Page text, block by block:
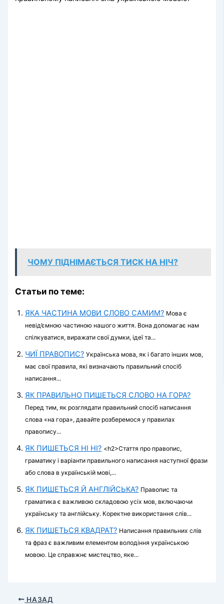
ЧОМУ ПІДНІМАЄТЬСЯ ТИСК НА НІЧ?
Статьи по теме:
ЯКА ЧАСТИНА МОВИ СЛОВО САМИМ? Мова є
невід’ємною частиною нашого життя. Вона допомагає нам
спілкуватися, виражати свої думки, ідеї та...
ЧИЇ ПРАВОПИС? Українська мова, як і багато інших мов,
має свої правила, які визначають правильний спосіб
написання...
ЯК ПРАВИЛЬНО ПИШЕТЬСЯ СЛОВО НА ГОРА?
Перед тим, як розглядати правильний спосіб написання
слова «на гора», давайте розберемося у правилах
правопису...
ЯК ПИШЕТЬСЯ НІ НІ? <h2>Стаття про правопис,
граматику і варіанти правильного написання наступної фрази
або слова в українській мові,...
ЯК ПИШЕТЬСЯ Й АНГЛІЙСЬКА? Правопис та
граматика є важливою складовою усіх мов, включаючи
українську та англійську. Коректне використання слів...
ЯК ПИШЕТЬСЯ КВАДРАТ? Написання правильних слів
та фраз є важливим елементом володіння українською
мовою. Це справжнє мистецтво, яке...
НАЗАД